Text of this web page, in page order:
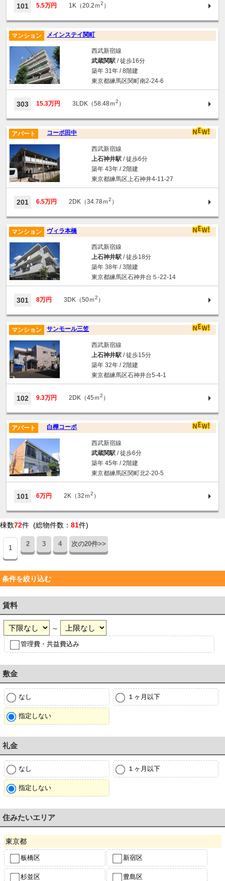
101 5.5万円 1K（20.2ｍ2 ）
メインステイ関町
マンション
西武新宿線
武蔵関駅/ 徒歩16分
築年 31年 / 8階建
東京都練馬区関町南2-24-6
303 15.3万円 3LDK（58.48ｍ2 ）
コーポ田中
アパート
西武新宿線
上石神井駅/ 徒歩6分
築年 43年 / 2階建
東京都練馬区上石神井4-11-27
201 6.5万円 2DK（34.78ｍ2 ）
ヴィラ本橋
マンション
西武新宿線
上石神井駅/ 徒歩18分
築年 38年 / 3階建
東京都練馬区石神井台５-22-14
301 8万円 3DK（50ｍ2 ）
サンモール三笠
マンション
西武新宿線
上石神井駅/ 徒歩15分
築年 32年 / 2階建
東京都練馬区石神井台5-4-1
102 9.3万円 2DK（45ｍ2 ）
白樺コーポ
アパート
西武新宿線
武蔵関駅/ 徒歩6分
築年 45年 / 2階建
東京都練馬区関町北2-20-5
101 6万円 2K（32ｍ2 ）
棟数72件 (総物件数： 81件)
1
2 3 4 次の20件>>
条件を絞り込む
賃料
～
管理費・共益費込み
敷金
なし １ヶ月以下
指定しない
礼金
なし １ヶ月以下
指定しない
住みたいエリア
東京都
板橋区 新宿区
杉並区 豊島区